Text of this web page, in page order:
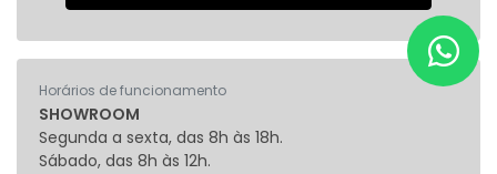
Horários de funcionamento
SHOWROOM
Segunda a sexta, das 8h às 18h.
Sábado, das 8h às 12h.